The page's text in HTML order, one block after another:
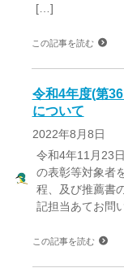
[…]
この記事を読む
令和4年度(第
について
2022年8月8日
令和4年11月23
の表彰等対象者
程、及び推薦書
記担当あてお問
この記事を読む